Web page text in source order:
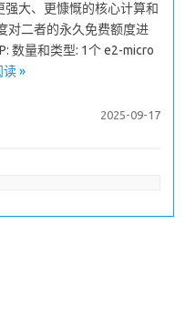
大、更慷慨的核心计算和
对二者的永久免费额度进
数量和类型: 1个 e2-micro
读 »
2025-09-17